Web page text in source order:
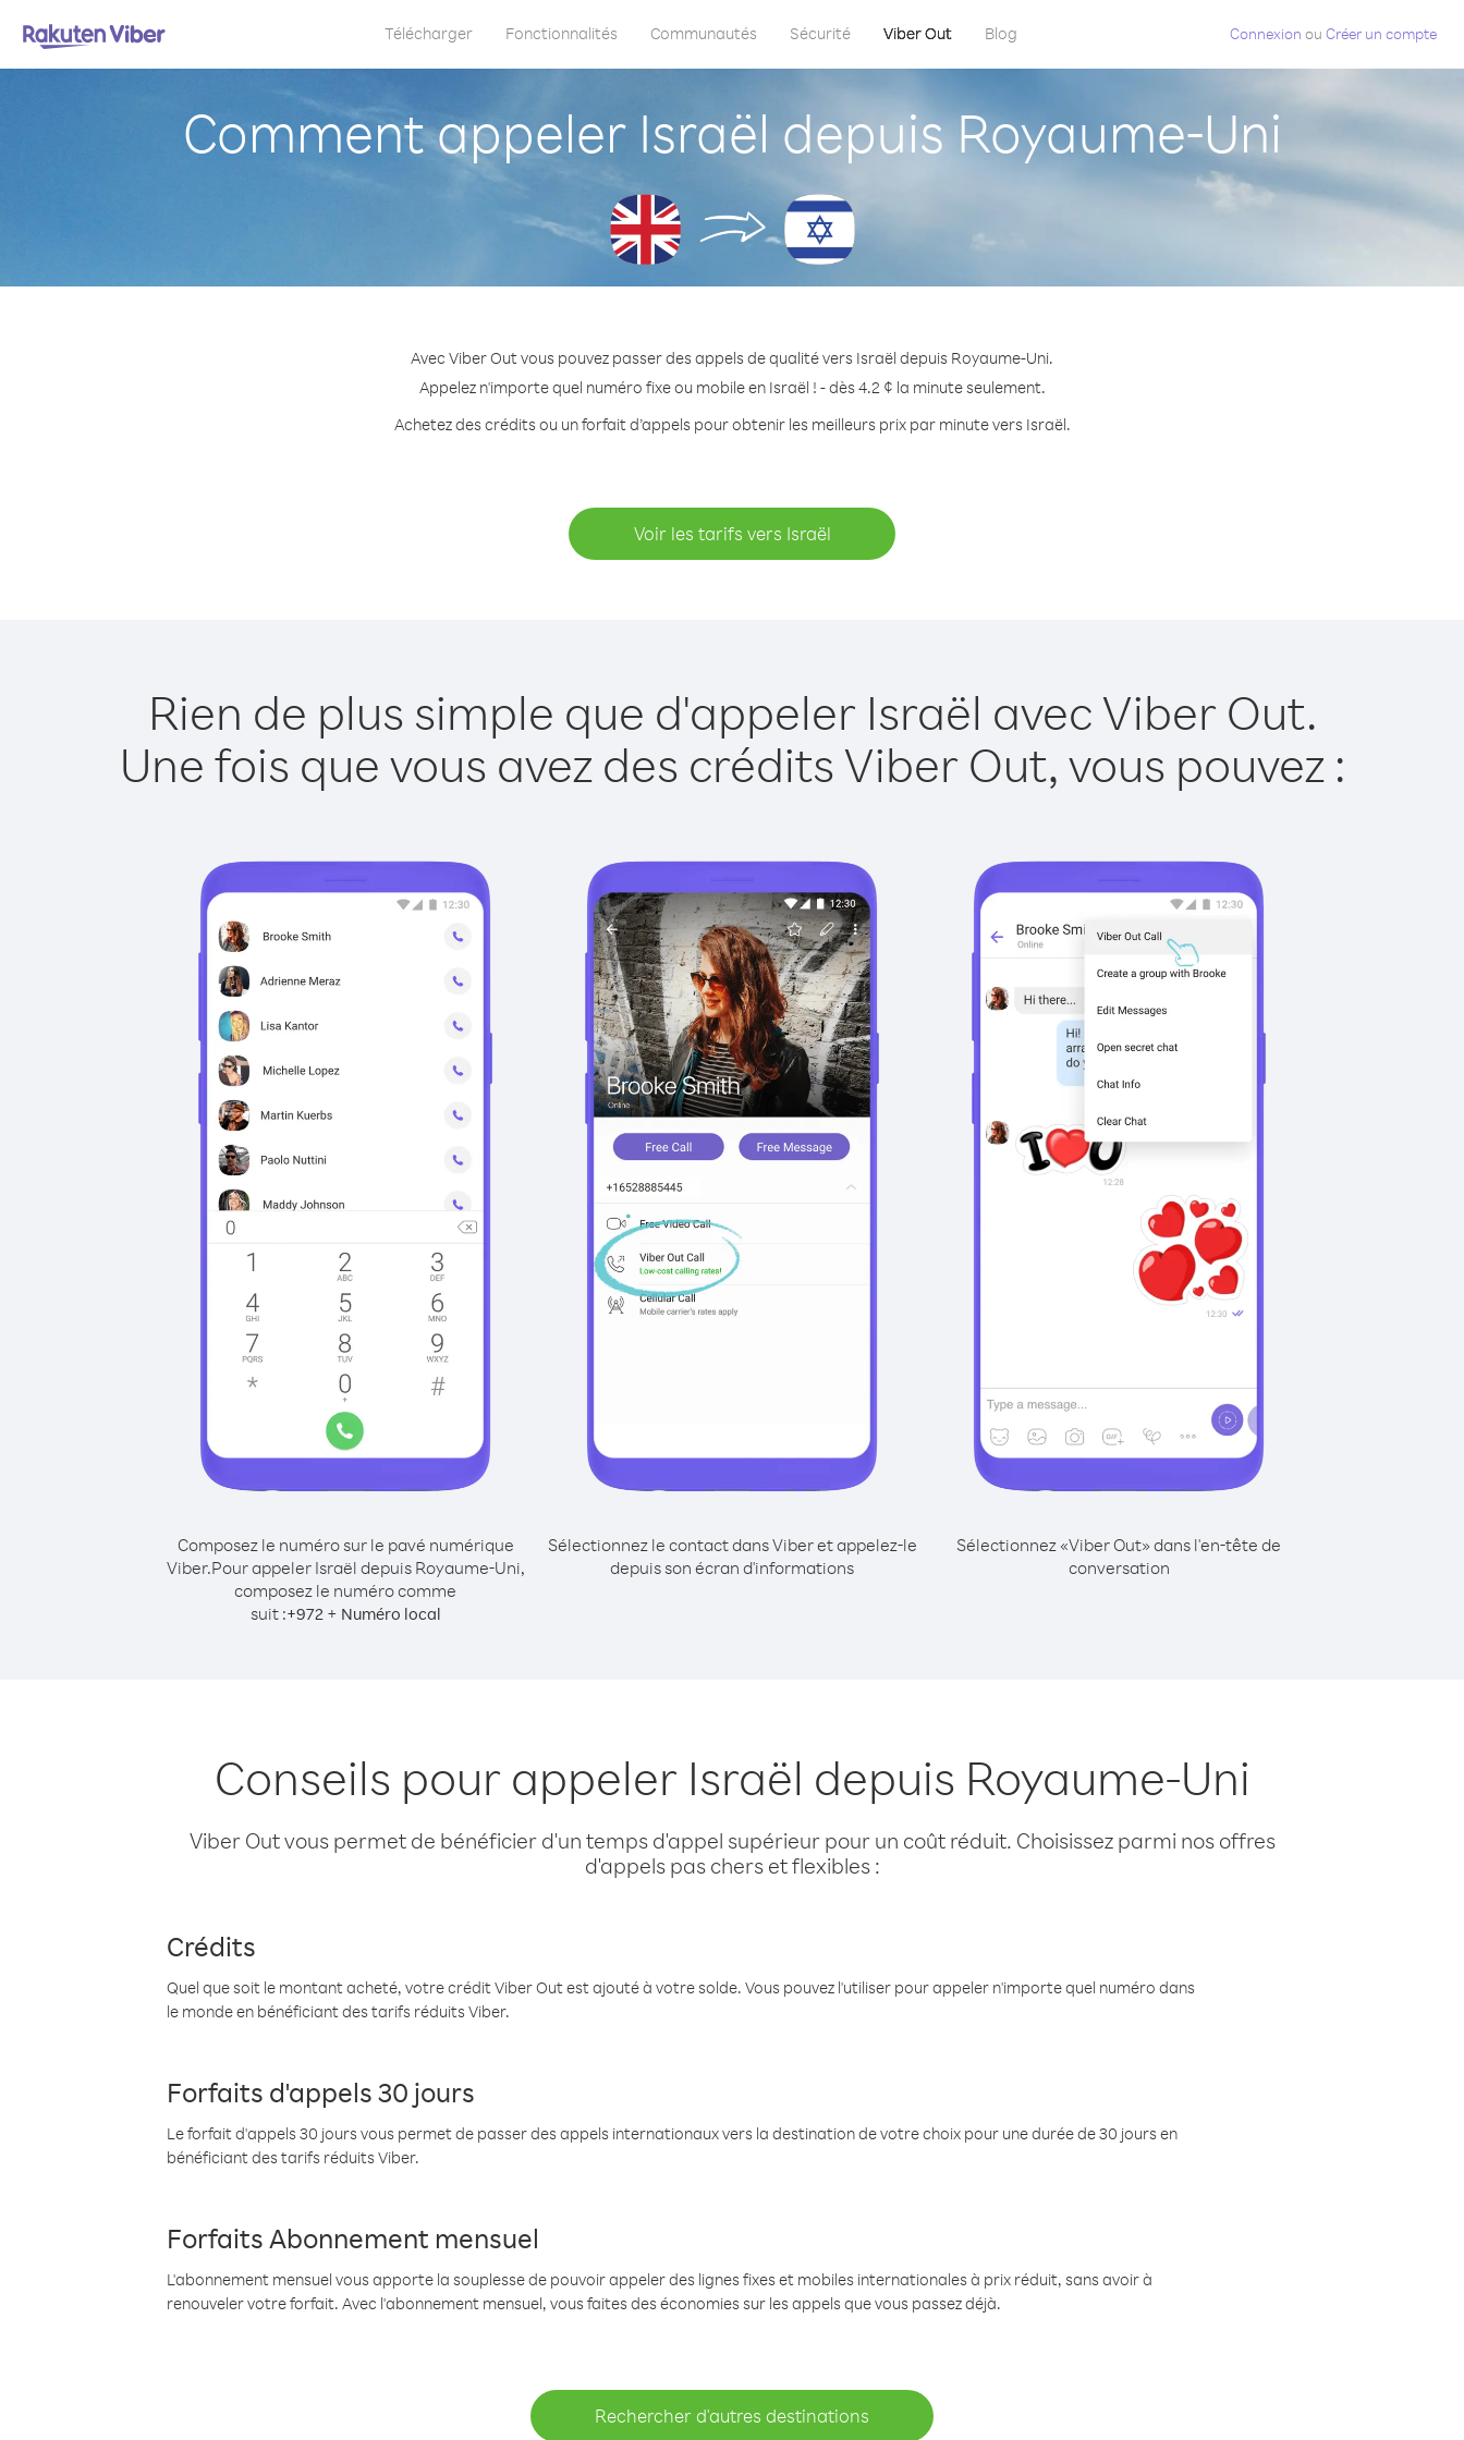
Télécharger Fonctionnalités Communautés Sécurité Viber Out Blog Connexion ou Créer un compte
Comment appeler Israël depuis Royaume-Uni
Avec Viber Out vous pouvez passer des appels de qualité vers Israël depuis Royaume-Uni.
Appelez n'importe quel numéro fixe ou mobile en Israël ! - dès 4.2 ¢ la minute seulement.
Achetez des crédits ou un forfait d’appels pour obtenir les meilleurs prix par minute vers Israël.
Voir les tarifs vers Israël
Rien de plus simple que d'appeler Israël avec Viber Out.
Une fois que vous avez des crédits Viber Out, vous pouvez :
Composez le numéro sur le pavé numérique
Viber.Pour appeler Israël depuis Royaume-Uni,
composez le numéro comme
suit :+972+ Numéro local
Sélectionnez le contact dans Viber et appelez-le
depuis son écran d'informations
Sélectionnez «Viber Out» dans l'en-tête de
conversation
Conseils pour appeler Israël depuis Royaume-Uni
Viber Out vous permet de bénéficier d'un temps d'appel supérieur pour un coût réduit. Choisissez parmi nos offres
d'appels pas chers et flexibles :
Crédits
Quel que soit le montant acheté, votre crédit Viber Out est ajouté à votre solde. Vous pouvez l'utiliser pour appeler n'importe quel numéro dans
le monde en bénéficiant des tarifs réduits Viber.
Forfaits d'appels 30 jours
Le forfait d'appels 30 jours vous permet de passer des appels internationaux vers la destination de votre choix pour une durée de 30 jours en
bénéficiant des tarifs réduits Viber.
Forfaits Abonnement mensuel
L'abonnement mensuel vous apporte la souplesse de pouvoir appeler des lignes fixes et mobiles internationales à prix réduit, sans avoir à
renouveler votre forfait. Avec l'abonnement mensuel, vous faites des économies sur les appels que vous passez déjà.
Rechercher d'autres destinations